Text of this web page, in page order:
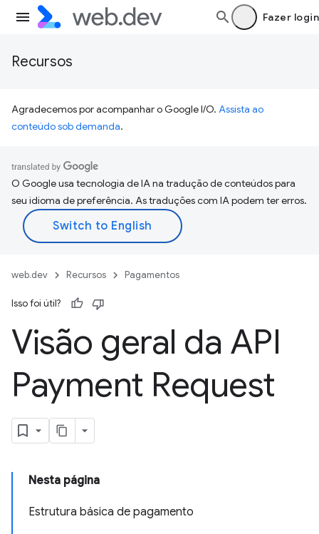
Fazer login
Recursos
Agradecemos por acompanhar o Google I/O. Assista ao
conteúdo sob demanda.
O Google usa tecnologia de IA na tradução de conteúdos para
seu idioma de preferência. As traduções com IA podem ter erros.
web.dev Recursos Pagamentos
Isso foi útil?
Visão geral da API
Payment Request
Nesta página
Estrutura básica de pagamento